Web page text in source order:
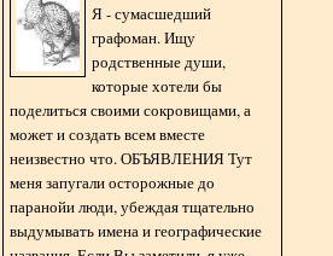
Я - сумасшедший
графоман. Ищу
родственные души,
которые хотели бы
поделиться своими сокровищами, а
может и создать всем вместе
неизвестно что. ОБЪЯВЛЕНИЯ Тут
меня запугали осторожные до
паранойи люди, убеждая тщательно
выдумывать имена и географические